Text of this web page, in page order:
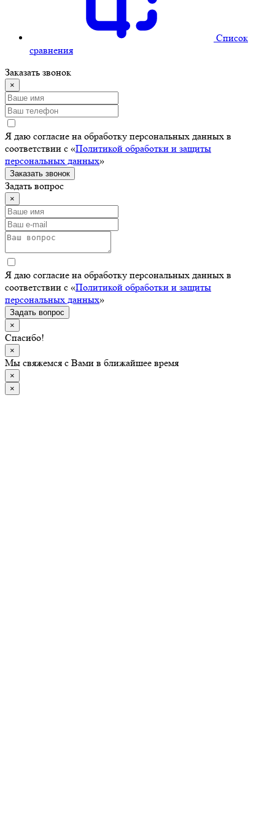
Cписок
сравнения
Заказать звонок
×
Я даю согласие на обработку персональных данных в
соответствии с «Политикой обработки и защиты
персональных данных»
Заказать звонок
Задать вопрос
×
Я даю согласие на обработку персональных данных в
соответствии с «Политикой обработки и защиты
персональных данных»
Задать вопрос
×
Спасибо!
×
Мы свяжемся с Вами в ближайшее время
×
×